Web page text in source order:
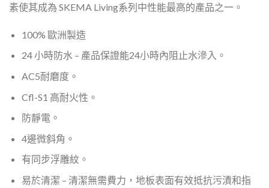
素使其成為 SKEMA Living系列中性能最高的產品之一。
100% 歐洲製造
24 小時防水 – 產品保證能24小時內阻止水滲入。
AC5耐磨度。
Cfl-S1 高耐火性。
防靜電。
4邊微斜角。
有同步浮雕紋。
易於清潔 – 清潔無需費力，地板表面有效抵抗污漬和指